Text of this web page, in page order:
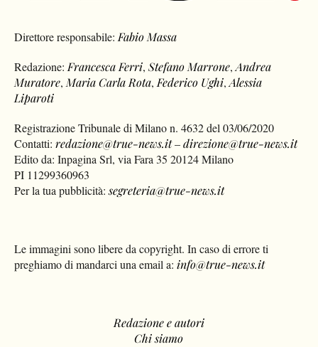
Direttore responsabile: Fabio Massa
Redazione: Francesca Ferri,Stefano Marrone,Andrea
Muratore, Maria Carla Rota, Federico Ughi,Alessia
Liparoti
Registrazione Tribunale di Milano n. 4632 del 03/06/2020
Contatti:redazione@true-news.it–direzione@true-news.it
Edito da: Inpagina Srl, via Fara 35 20124 Milano
PI 11299360963
Per la tua pubblicità:segreteria@true-news.it
Le immagini sono libere da copyright. In caso di errore ti
preghiamo di mandarci una email a: info@true-news.it
Redazione e autori
Chi siamo